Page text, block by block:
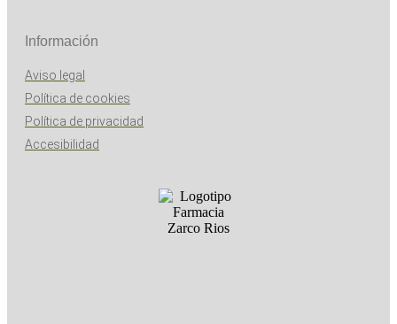
Información
Aviso legal
Política de cookies
Política de privacidad
Accesibilidad